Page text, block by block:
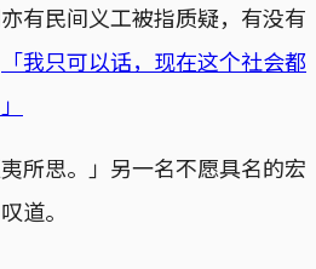
有民间义工被指质疑，有没有
「我只可以话，现在这个社会都
所思。」另一名不愿具名的宏
道。